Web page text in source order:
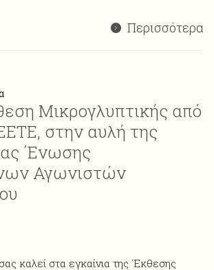
Περισσότερα
Μικρογλυπτικής από
στην αυλή της
΄Ενωσης
Αγωνιστών
καλεί στα εγκαίνια της ΄Εκθεσης